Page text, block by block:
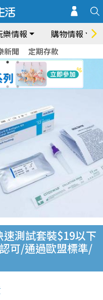
樂情報 購物情報
新聞 定期存款
速測試套裝$19以下
可/通過歐盟標準/